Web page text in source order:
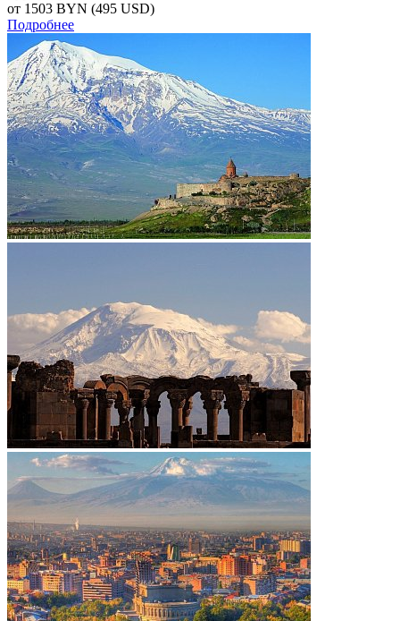
от 1503 BYN (495 USD)
Подробнее